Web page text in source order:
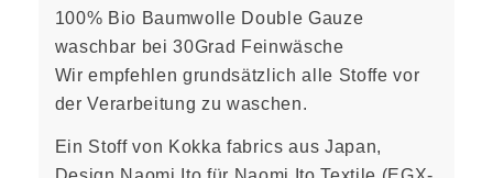
100% Bio Baumwolle Double Gauze
waschbar bei 30Grad Feinwäsche
Wir empfehlen grundsätzlich alle Stoffe vor
der Verarbeitung zu waschen.
Ein Stoff von Kokka fabrics aus Japan,